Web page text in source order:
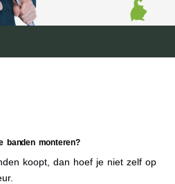
banden monteren?
koopt, dan hoef je niet zelf op